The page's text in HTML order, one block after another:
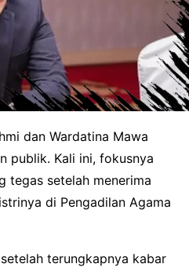
dan Wardatina Mawa
publik. Kali ini, fokusnya
tegas setelah menerima
di Pengadilan Agama
terungkapnya kabar